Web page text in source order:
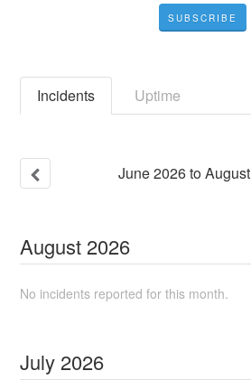
SUBSCRIBE
Incidents Uptime
June2026toAugust
August 2026
No incidents reported for this month.
July 2026